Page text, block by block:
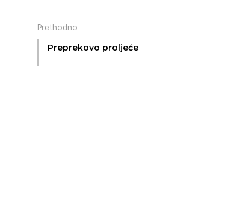
Prethodno
Preprekovo proljeće